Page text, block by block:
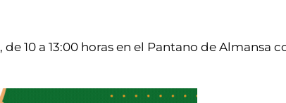
, de 10 a 13:00 horas en el Pantano de Almansa